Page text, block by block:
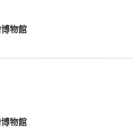
物館
物館